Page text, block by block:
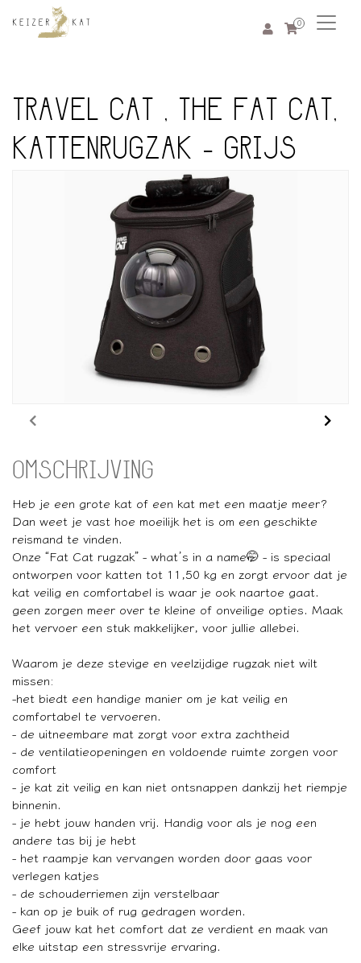
0
TRAVEL CAT , THE FAT CAT,
KATTENRUGZAK - GRIJS
OMSCHRIJVING
Heb je een grote kat of een kat met een maatje meer?
Dan weet je vast hoe moeilijk het is om een geschikte
reismand te vinden.
Onze “Fat Cat rugzak” - what’s in a name🤭 - is speciaal
ontworpen voor katten tot 11,50 kg en zorgt ervoor dat je
kat veilig en comfortabel is waar je ook naartoe gaat.
geen zorgen meer over te kleine of onveilige opties. Maak
het vervoer een stuk makkelijker, voor jullie allebei.
Waarom je deze stevige en veelzijdige rugzak niet wilt
missen:
-het biedt een handige manier om je kat veilig en
comfortabel te vervoeren.
- de uitneembare mat zorgt voor extra zachtheid
- de ventilatieopeningen en voldoende ruimte zorgen voor
comfort
- je kat zit veilig en kan niet ontsnappen dankzij het riempje
binnenin.
- je hebt jouw handen vrij. Handig voor als je nog een
andere tas bij je hebt
- het raampje kan vervangen worden door gaas voor
verlegen katjes
- de schouderriemen zijn verstelbaar
- kan op je buik of rug gedragen worden.
Geef jouw kat het comfort dat ze verdient en maak van
elke uitstap een stressvrije ervaring.